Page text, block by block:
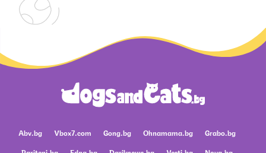
Abv.bg Vbox7.com Gong.bg Ohnamama.bg
Grabo.bg